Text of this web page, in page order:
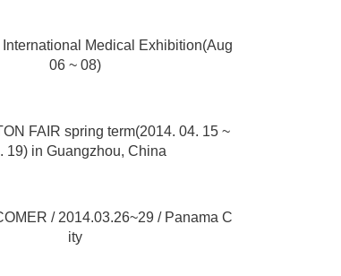
Medical Exhibition(Aug
06 ~ 08)
FAIR spring term(2014. 04. 15 ~
19) in Guangzhou, China
/ 2014.03.26~29 / Panama C
ity